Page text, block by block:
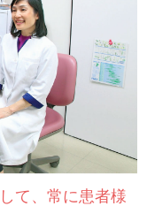
て、常に患者様